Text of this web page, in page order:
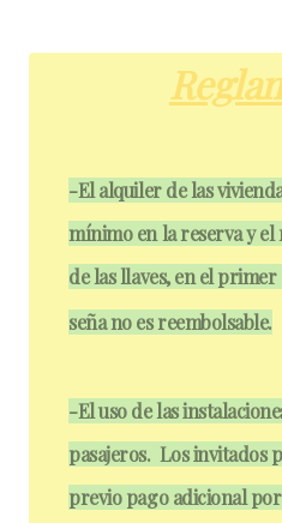
-El alquiler de las
mínimo en la reserva y
de las llaves, en el
seña no es reembolsable.
-El uso de las
pasajeros. Los invitados
previo pago adicional